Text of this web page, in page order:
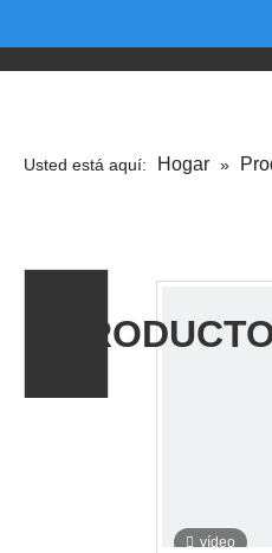
Usted está aquí: Hogar »
vídeo